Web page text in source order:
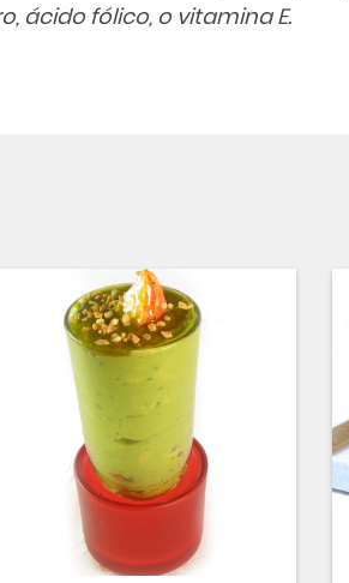
ácido fólico, o vitamina E.